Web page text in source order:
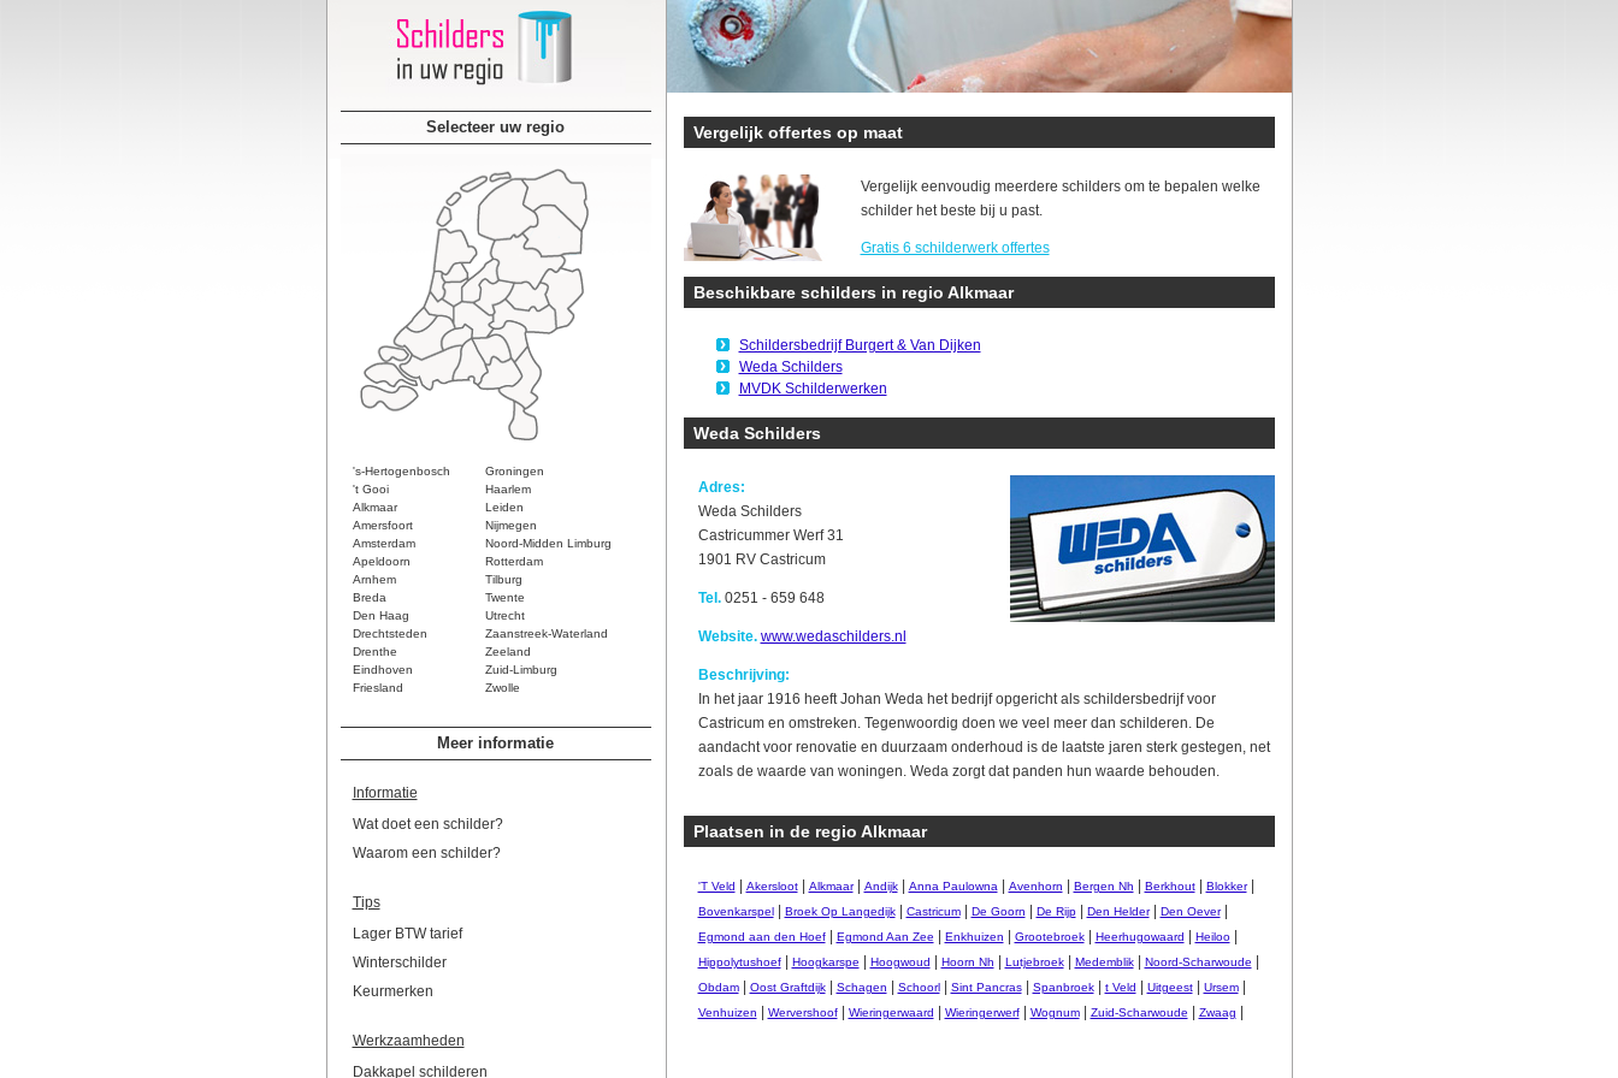
Selecteer uw regio
's-Hertogenbosch
Groningen
't Gooi
Haarlem
Alkmaar
Leiden
Amersfoort
Nijmegen
Amsterdam
Noord-Midden Limburg
Apeldoorn
Rotterdam
Arnhem
Tilburg
Breda
Twente
Den Haag
Utrecht
Drechtsteden
Zaanstreek-Waterland
Drenthe
Zeeland
Eindhoven
Zuid-Limburg
Friesland
Zwolle
Meer informatie
Informatie
Wat doet een schilder?
Waarom een schilder?
Tips
Lager BTW tarief
Winterschilder
Keurmerken
Werkzaamheden
Dakkapel schilderen
Vergelijk offertes op maat
Vergelijk eenvoudig meerdere schilders om te bepalen welke
schilder het beste bij u past.
Gratis 6 schilderwerk offertes
Beschikbare schilders in regio Alkmaar
Schildersbedrijf Burgert & Van Dijken
Weda Schilders
MVDK Schilderwerken
Weda Schilders
Adres:
Weda Schilders
Castricummer Werf 31
1901 RV Castricum
Tel.0251 - 659 648
Website. www.wedaschilders.nl
Beschrijving:
In het jaar 1916 heeft Johan Weda het bedrijf opgericht als schildersbedrijf voor
Castricum en omstreken. Tegenwoordig doen we veel meer dan schilderen. De
aandacht voor renovatie en duurzaam onderhoud is de laatste jaren sterk gestegen, net
zoals de waarde van woningen. Weda zorgt dat panden hun waarde behouden.
Plaatsen in de regio Alkmaar
'T Veld Akersloot| Alkmaar| Andijk| Anna Paulowna| Avenhorn Bergen Nh Berkhout| Blokker|
Bovenkarspel| Broek Op Langedijk| Castricum| De Goorn De Rijp| Den Helder| Den Oever|
Egmond aan den Hoef| Egmond Aan Zee Enkhuizen Grootebroek| Heerhugowaard Heiloo|
Hippolytushoef| Hoogkarspe Hoogwoud Hoorn Nh Lutjebroek| Medemblik| Noord-Scharwoude
Obdam| Oost Graftdijk| Schagen Schoorl| Sint Pancras| Spanbroek| t Veld Uitgeest| Ursem|
Venhuizen Wervershoof| Wieringerwaard Wieringerwerf| Wognum| Zuid-Scharwoude Zwaag